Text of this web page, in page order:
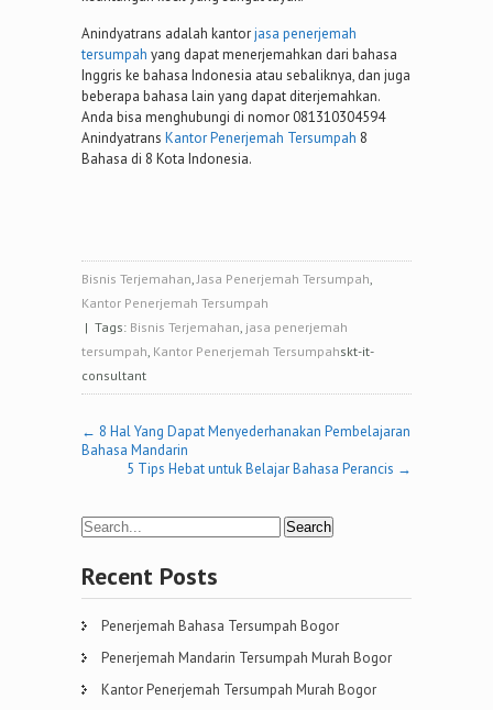
Anindyatrans adalah kantorjasa penerjemah
tersumpah yang dapat menerjemahkan dari bahasa
Inggris ke bahasa Indonesia atau sebaliknya, dan juga
beberapa bahasa lain yang dapat diterjemahkan.
Anda bisa menghubungi di nomor 081310304594
Anindyatrans Kantor Penerjemah Tersumpah 8
Bahasa di 8 Kota Indonesia.
Bisnis Terjemahan,Jasa Penerjemah Tersumpah,
Kantor Penerjemah Tersumpah
| Tags: Bisnis Terjemahan, jasa penerjemah
tersumpah, Kantor Penerjemah Tersumpahskt-it-
consultant
Post
navigation
← 8 Hal Yang Dapat Menyederhanakan Pembelajaran
Bahasa Mandarin
5 Tips Hebat untuk Belajar Bahasa Perancis →
Recent Posts
Penerjemah Bahasa Tersumpah Bogor
Penerjemah Mandarin Tersumpah Murah Bogor
Kantor Penerjemah Tersumpah Murah Bogor